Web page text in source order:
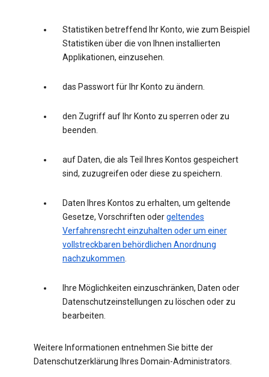
Statistiken betreffend Ihr Konto, wie zum Beispiel
Statistiken über die von Ihnen installierten
Applikationen, einzusehen.
das Passwort für Ihr Konto zu ändern.
den Zugriff auf Ihr Konto zu sperren oder zu
beenden.
auf Daten, die als Teil Ihres Kontos gespeichert
sind, zuzugreifen oder diese zu speichern.
Daten Ihres Kontos zu erhalten, um geltende
Gesetze, Vorschriften odergeltendes
Verfahrensrecht einzuhalten oder um einer
vollstreckbaren behördlichen Anordnung
nachzukommen.
Ihre Möglichkeiten einzuschränken, Daten oder
Datenschutzeinstellungen zu löschen oder zu
bearbeiten.
Weitere Informationen entnehmen Sie bitte der
Datenschutzerklärung Ihres Domain-Administrators.